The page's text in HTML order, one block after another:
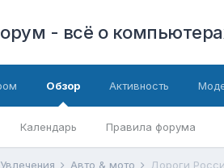
- всё о
Обзор
Календарь Правила форума
Активность
Увлечения Авто & мото Дороги